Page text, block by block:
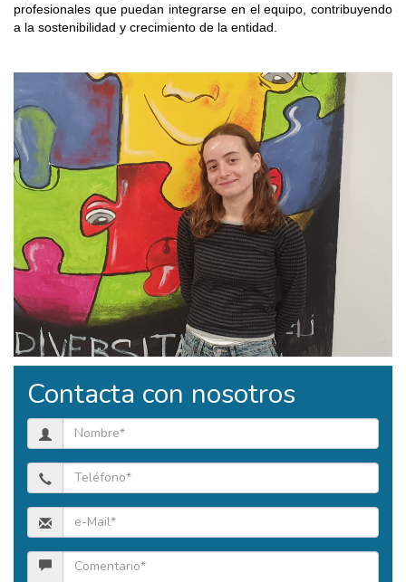
profesionales que puedan integrarse en el equipo, contribuyendo
a la sostenibilidad y crecimiento de la entidad.
Contacta con nosotros